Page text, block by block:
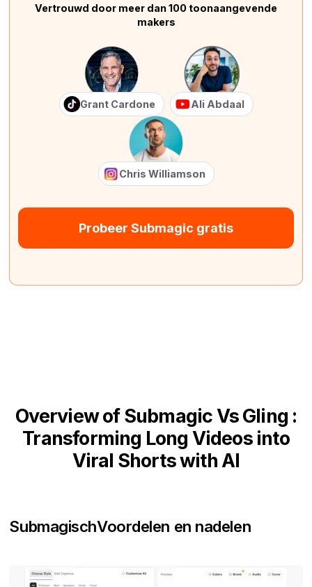
Vertrouwd door meer dan 100 toonaangevende
makers
Grant Cardone Ali Abdaal
Chris Williamson
Probeer Submagic gratis
Overview of Submagic Vs Gling :
Transforming Long Videos into
Viral Shorts with AI
SubmagischVoordelen en nadelen